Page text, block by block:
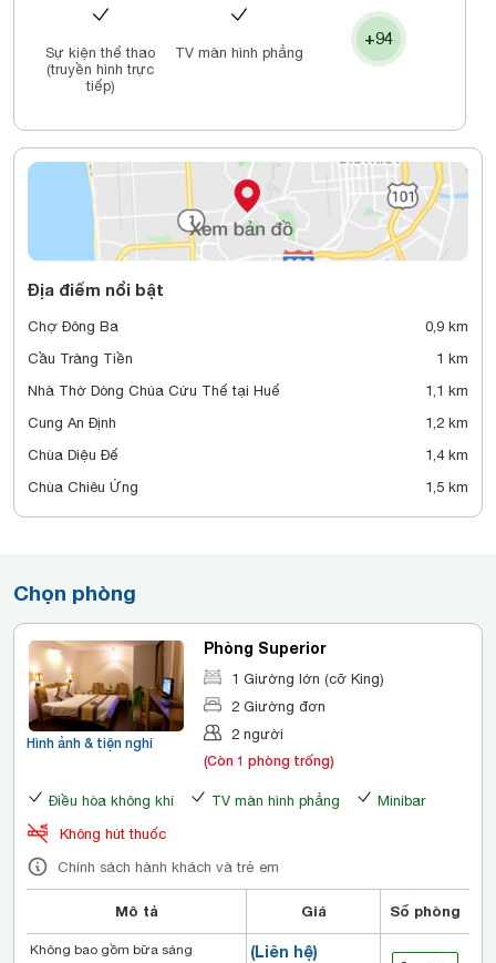
tại Nhà hàng Romance trên tầng 11, đồng thời thưởng ngoạn quang
cảnh Sông Hương cũng như cảnh hoàng hôn. Du khách cũng có thể
thư giãn tại quán Rendez-vous Bar & Cafe, nơi có tuyển chọn các
loại đồ uống có cồn và thức uống giải khát.
Sự kiện thể thao
(truyền hình trực
tiếp)
TV màn hình phẳng
+94
Địa điểm nổi bật
Chợ Đông Ba
0,9 km
Cầu Tràng Tiền
1 km
Nhà Thờ Dòng Chúa Cứu Thế tại Huế
1,1 km
Cung An Định
1,2 km
Chùa Diệu Đế
1,4 km
Chùa Chiêu Ứng
1,5 km
Chọn phòng
Hình ảnh & tiện nghi
Phòng Superior
1 Giường lớn (cỡ King)
2 Giường đơn
2 người
(Còn 1 phòng trống)
Điều hòa không khí TV màn hình phẳng
Minibar
Không hút thuốc
Chính sách hành khách và trẻ em
Mô tả Giá Số phòng
(Liên hệ)
Không bao gồm bữa sáng